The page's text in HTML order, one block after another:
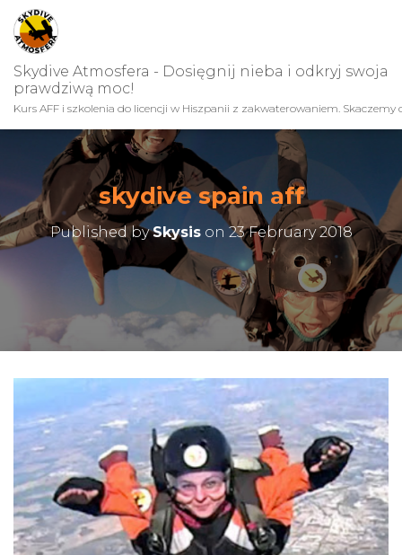
Skydive Atmosfera - Dosięgnij nieba i odkryj swoja
prawdziwą moc!
Kurs AFF i szkolenia do licencji w Hiszpanii z zakwaterowaniem. Skaczemy
skydive spain aff
Published bySkysison 23 February 2018